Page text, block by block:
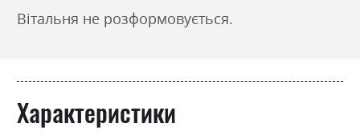
Вітальня не розформовується.
Характеристики